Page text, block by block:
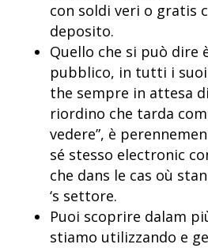
con soldi veri o gratis
deposito.
Quello che si può dire
pubblico, in tutti i
the sempre in attesa
riordino che tarda
vedere”, è
sé stesso electronic
che dans le cas où
‘s settore.
Puoi scoprire dalam
stiamo utilizzando e